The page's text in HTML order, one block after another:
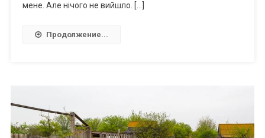
мене. Але нічого не вийшло. […]
Продолжение...